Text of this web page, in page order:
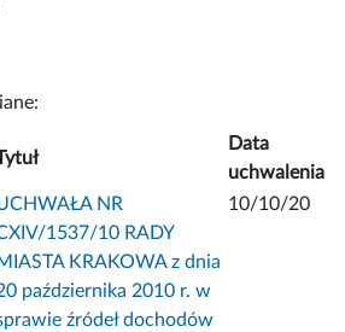
Data
uchwalenia
NR
1537/10 RADY
KRAKOWA z dnia
października 2010 r. w
źródeł dochodów
10/10/20